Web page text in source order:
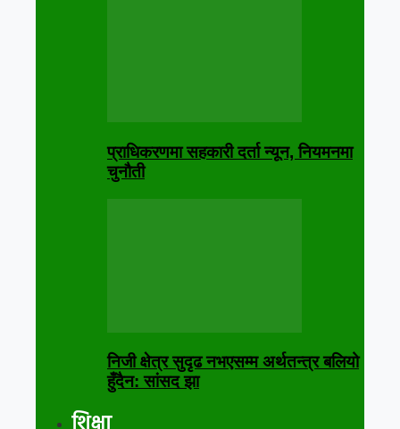
प्राधिकरणमा सहकारी दर्ता न्यून, नियमनमा
चुनौती
निजी क्षेत्र सुदृढ नभएसम्म अर्थतन्त्र बलियो
हुँदैन: सांसद झा